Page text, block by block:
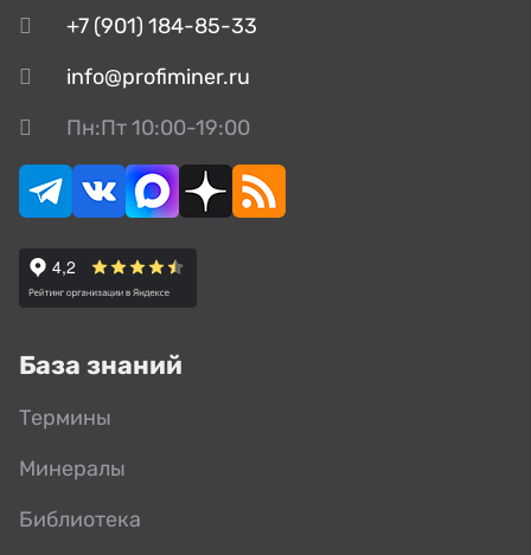
+7 (901) 184-85-33
info@profiminer.ru
Пн:Пт 10:00-19:00
База знаний
Термины
Минералы
Библиотека